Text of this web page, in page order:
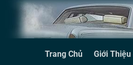
Trang Chủ Giới Thiệu